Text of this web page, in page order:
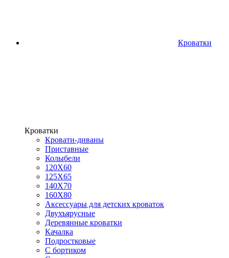
Кроватки
Кроватки
Кровати-диваны
Приставные
Колыбели
120Х60
125X65
140Х70
160Х80
Аксессуары для детских кроваток
Двухъярусные
Деревянные кроватки
Качалка
Подростковые
С бортиком